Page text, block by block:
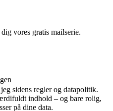
vores gratis mailserie.
sidens regler og datapolitik.
indhold – og bare rolig,
på dine data.